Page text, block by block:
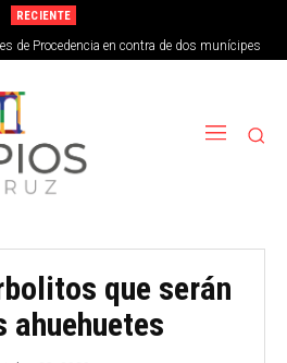
RECIENTE
de Procedencia en contra de dos munícipes
que serán